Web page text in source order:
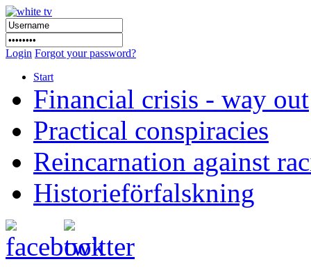
Login Forgot your password?
Start
Financial crisis - way out
Practical conspiracies
Reincarnation against
Historieförfalskning